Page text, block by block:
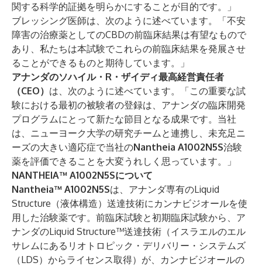
関する科学的証拠を明らかにすることが目的です。」
ブレッシング医師は、次のように述べています。「不安
障害の治療薬としてのCBDの前臨床結果は有望なもので
あり、私たちは本試験でこれらの前臨床結果を発展させ
ることができるものと期待しています。」
アナンダのソハイル・R・ザイディ最高経営責任者
（CEO） は、次のように述べています。「この重要な試
験における最初の被験者の登録は、アナンダの臨床開発
プログラムにとって新たな節目となる成果です。当社
は、ニューヨーク大学の研究チームと連携し、未充足ニ
ーズの大きい適応症で当社のNantheia A1002N5S治験
薬を評価できることを大変うれしく思っています。」
NANTHEIA™ A1002N5Sについて
Nantheia™ A1002N5Sは、アナンダ専有のLiquid
Structure（液体構造）送達技術にカンナビジオールを使
用した治験薬です。前臨床試験と初期臨床試験から、ア
ナンダのLiquid Structure™送達技術（イスラエルのエル
サレムにある リオトロピック・デリバリー・システムズ
（LDS） からライセンス取得）が、カンナビジオールの